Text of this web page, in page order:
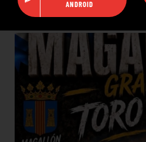
CASTELLÓN DEL 8 AL 10
ANDROID